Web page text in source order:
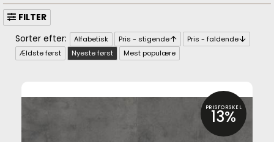
FILTER
Alfabetisk Pris - stigende
Pris - faldende
Ældste først
Nyeste først Mest populære
PRISFORSKEL
13%